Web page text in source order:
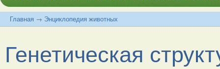
Главная → Энциклопедия животных
Генетическая